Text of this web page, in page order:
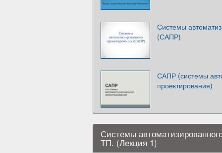
Системы
(САПР)
САПР (системы
проектирования)
Системы
ТП. (Лекция 1)